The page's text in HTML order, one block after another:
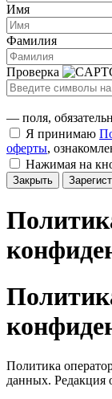
Имя
Фамилия
Проверка
— поля,
Я принимаю
оферты,
Нажимая на
Закрыть
Политика
данных. Редакция